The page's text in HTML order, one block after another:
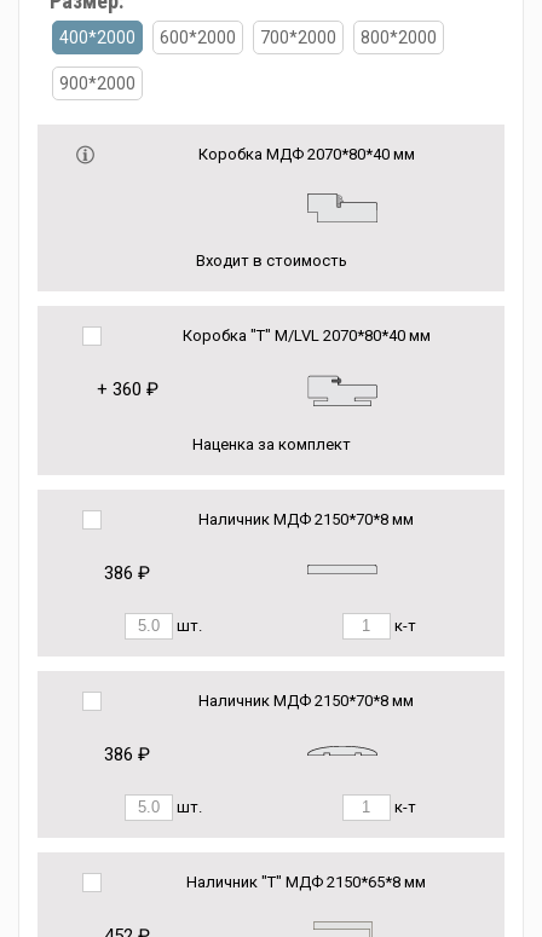
400*2000 600*2000 700*2000 800*2000
900*2000
Коробка МДФ 2070*80*40 мм
Входит в стоимость
Коробка "Т" M/LVL 2070*80*40 мм
+ 360 ₽
Наценка за комплект
Наличник МДФ 2150*70*8 мм
386 ₽
шт. к-т
Наличник МДФ 2150*70*8 мм
386 ₽
шт. к-т
Наличник "Т" МДФ 2150*65*8 мм